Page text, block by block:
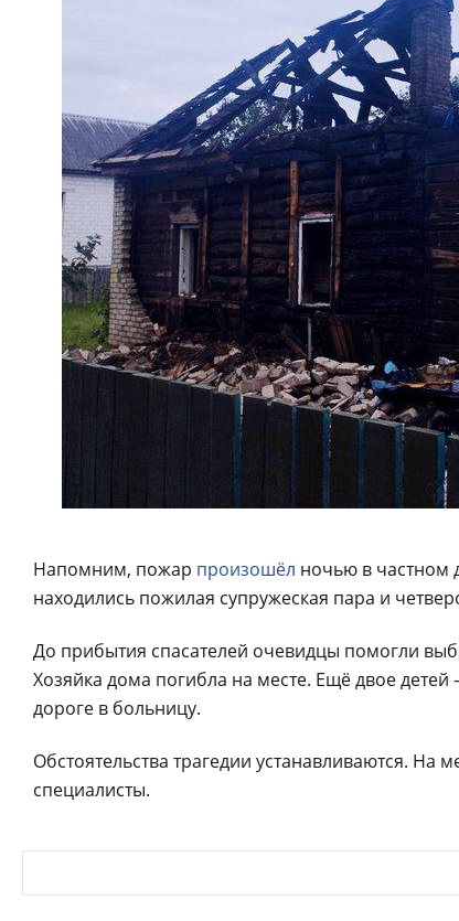
Напомним, пожар произошёл ночью в частном
находились пожилая супружеская пара и
До прибытия спасателей очевидцы помогли
Хозяйка дома погибла на месте. Ещё двое
дороге в больницу.
Обстоятельства трагедии устанавливаются. На
специалисты.